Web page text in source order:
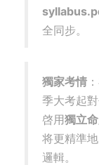
全同步。
獨家考情
季大考起
啓用獨立
将更精準
邏輯。